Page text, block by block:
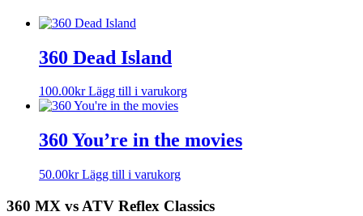
360 Dead Island
100.00kr Lägg till i varukorg
360 You’re in the movies
50.00kr Lägg till i varukorg
360 MX vs ATV Reflex Classics